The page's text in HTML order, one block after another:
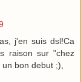
j'en suis dsl!Ca
raison sur "chez
bon debut ;),